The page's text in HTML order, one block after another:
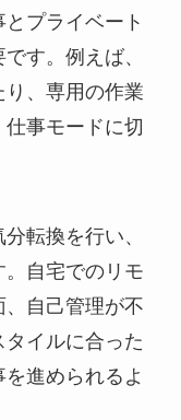
プライベート
す。例えば、
、専用の作業
事モードに切
転換を行い、
。自宅でのリモ
自己管理が不
イルに合った
進められるよ